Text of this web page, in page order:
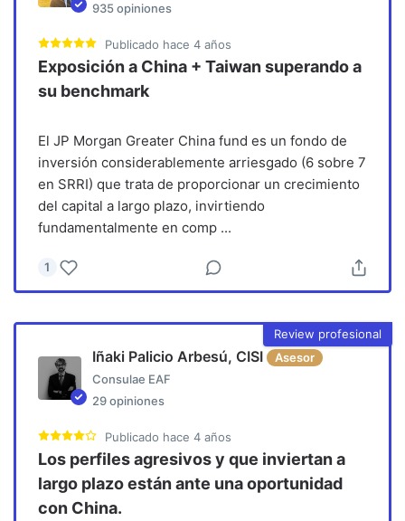
935 opiniones
Publicado hace 4 años
Exposición a China + Taiwan superando a
su benchmark
El JP Morgan Greater China fund es un fondo de
inversión considerablemente arriesgado (6 sobre 7
en SRRI) que trata de proporcionar un crecimiento
del capital a largo plazo, invirtiendo
fundamentalmente en comp...
1
Review profesional
Iñaki Palicio Arbesú, CISI
Asesor
Consulae EAF
29 opiniones
Publicado hace 4 años
Los perfiles agresivos y que inviertan a
largo plazo están ante una oportunidad
con China.